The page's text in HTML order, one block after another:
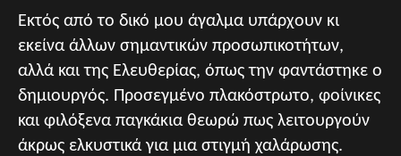
Εκτός από το δικό μου άγαλμα υπάρχουν κι
εκείνα άλλων σημαντικών προσωπικοτήτων,
αλλά και της Ελευθερίας, όπως την φαντάστηκε ο
δημιουργός. Προσεγμένο πλακόστρωτο, φοίνικες
και φιλόξενα παγκάκια θεωρώ πως λειτουργούν
άκρως ελκυστικά για μια στιγμή χαλάρωσης.